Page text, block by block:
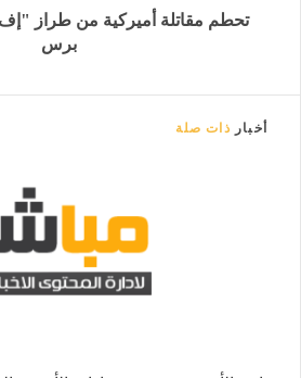
برس
أخبار ذات صلة